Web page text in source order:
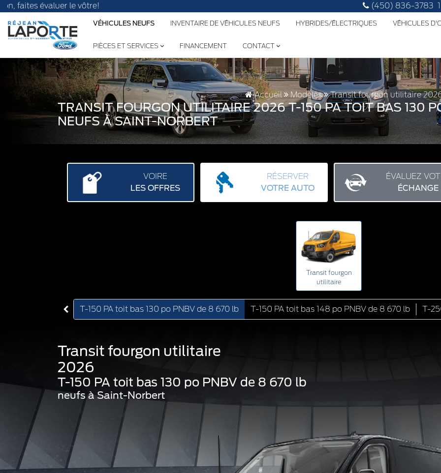
évaluer le vôtre! (450) 836-3783
VÉHICULES NEUFS INVENTAIRE DE VÉHICULES NEUFS HYBRIDES/ÉLECTRIQUES VÉHICULES
PIÈCES ET SERVICES FINANCEMENT CONTACT
Accueil Modèles Transit fourgon utilitaire
TRANSIT FOURGON UTILITAIRE 2026 T-150 PA TOIT BAS 130
NEUFS À SAINT-NORBERT
VOIRE
LES OFFRES
RÉSERVER
VOTRE AUTO
ÉVALUEZ
ÉCHANGE
Transit fourgon
utilitaire
T-150 PA toit bas 130 po PNBV de 8 670 lb T-150 PA toit bas 148 po PNBV de 8 670 lb T-
Transit fourgon utilitaire
2026
T-150 PA toit bas 130 po PNBV de 8 670 lb
neufs à Saint-Norbert